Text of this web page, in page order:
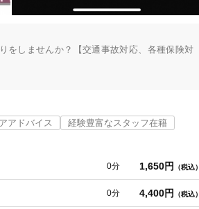
をしませんか？【交通事故対応、各種保険対
体作りを行うことを目的としています。
アドバイス
経験豊富なスタッフ在籍
0分 1,650円 （税込）
0分 4,400円 （税込）